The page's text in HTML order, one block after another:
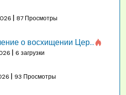
| 87 Просмотры
1553 – Помышление о восхищении Церкви на бракосочетании, во всякое время
| 6 загрузки
| 93 Просмотры